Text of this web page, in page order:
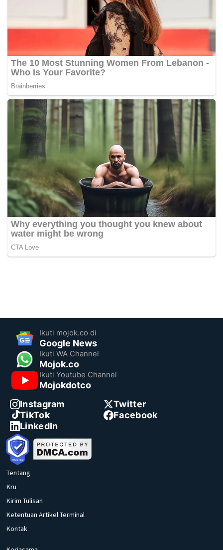
Ikuti mojok.co di
Google News
Ikuti WA Channel
Mojok.co
Ikuti Youtube Channel
Mojokdotco
Instagram
Twitter
TikTok
Facebook
LinkedIn
Tentang
Kru
Kirim Tulisan
Ketentuan Artikel Terminal
Kontak